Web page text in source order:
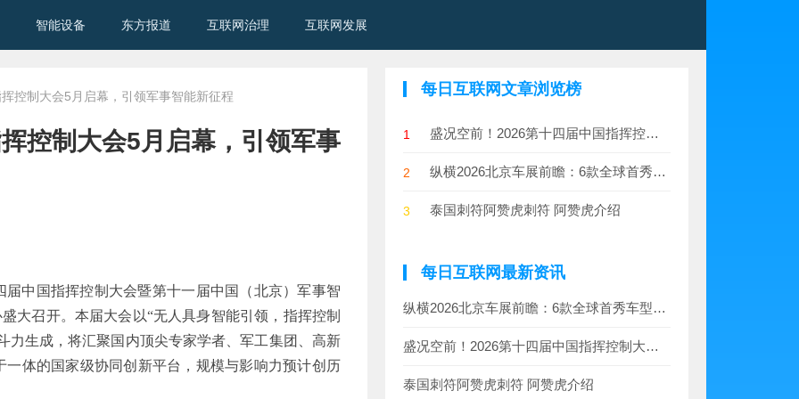
智能设备 东方报道 互联网治理 互联网发展
控制大会5月启幕，引领军事智能新征程​
控制大会5月启幕，引领军事
中国指挥控制大会暨第十一届中国（北京）军事智
大召开。本届大会以“无人具身智能引领，指挥控制
力生成，将汇聚国内顶尖专家学者、军工集团、高新
体的国家级协同创新平台，规模与影响力预计创历
每日互联网文章浏览榜
1 盛况空前！2026第十四届中国指挥控制大会5月启幕，引领军事智能新征程​
2 纵横2026北京车展前瞻：6款全球首秀车型解锁全域实力
3 泰国刺符阿赞虎刺符 阿赞虎介绍
每日互联网最新资讯
纵横2026北京车展前瞻：6款全球首秀车型解锁全域实力
盛况空前！2026第十四届中国指挥控制大会5月启幕，引领军事智能新征程​
泰国刺符阿赞虎刺符 阿赞虎介绍